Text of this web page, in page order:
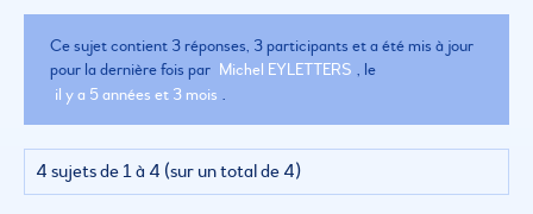
Ce sujet contient 3 réponses, 3 participants et a été mis à jour
pour la dernière fois par Michel EYLETTERS , le
il y a 5 années et 3 mois .
4 sujets de 1 à 4 (sur un total de 4)